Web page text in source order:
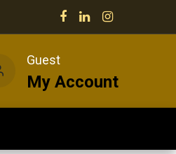
Guest
My Account